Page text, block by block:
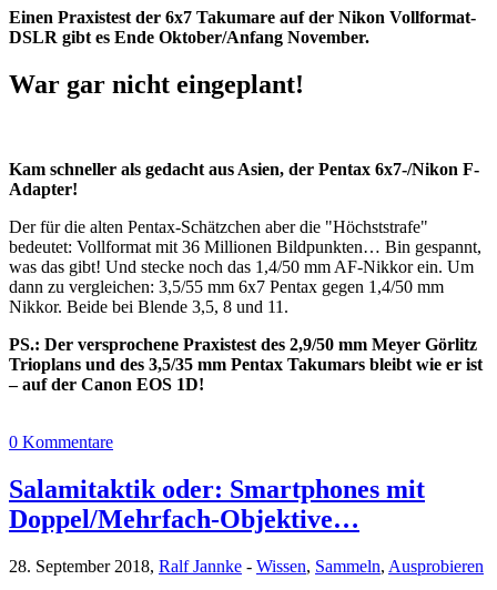
Einen Praxistest der 6x7 Takumare auf der Nikon Vollformat-
DSLR gibt es Ende Oktober/Anfang November.
War gar nicht eingeplant!
Kam schneller als gedacht aus Asien, der Pentax 6x7-/Nikon F-
Adapter!
Der für die alten Pentax-Schätzchen aber die "Höchststrafe"
bedeutet: Vollformat mit 36 Millionen Bildpunkten… Bin gespannt,
was das gibt! Und stecke noch das 1,4/50 mm AF-Nikkor ein. Um
dann zu vergleichen: 3,5/55 mm 6x7 Pentax gegen 1,4/50 mm
Nikkor. Beide bei Blende 3,5, 8 und 11.
PS.: Der versprochene Praxistest des 2,9/50 mm Meyer Görlitz
Trioplans und des 3,5/35 mm Pentax Takumars bleibt wie er ist
– auf der Canon EOS 1D!
0 Kommentare
Salamitaktik oder: Smartphones mit
Doppel/Mehrfach-Objektive…
28. September 2018, Ralf Jannke - Wissen, Sammeln, Ausprobieren